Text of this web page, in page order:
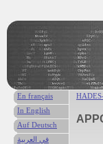
En français
In English
Auf Deutsch
في العربية